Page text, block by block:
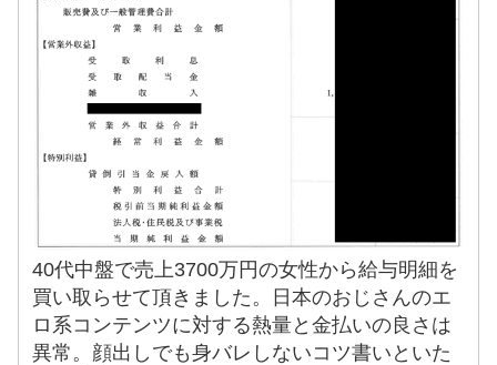
40代中盤で売上3700万円の女性から給与明細を
買い取らせて頂きました。日本のおじさんのエ
ロ系コンテンツに対する熱量と金払いの良さは
異常。顔出しでも身バレしないコツ書いといた